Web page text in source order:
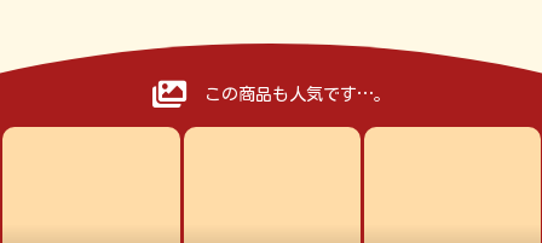
この商品も人気です…。